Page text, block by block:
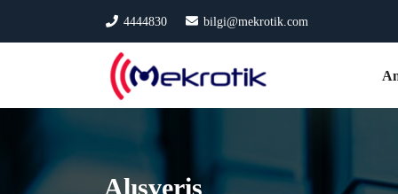
4444830 bilgi@mekrotik.com
Alışveriş